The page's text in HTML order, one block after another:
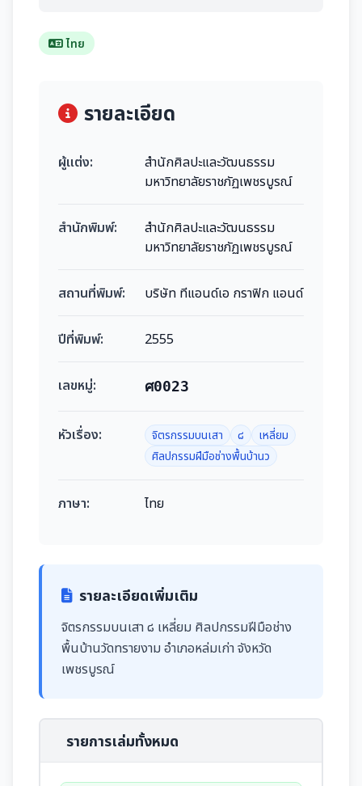
ไทย
รายละเอียด
ผู้แต่ง:
สำนักศิลปะและวัฒนธรรม
มหาวิทยาลัยราชภัฏเพชรบูรณ์
สำนักพิมพ์:
สำนักศิลปะและวัฒนธรรม
มหาวิทยาลัยราชภัฏเพชรบูรณ์
สถานที่พิมพ์: บริษัท ทีแอนด์เอ กราฟิก แอนด์
ปีที่พิมพ์: 2555
เลขหมู่: ศ0023
หัวเรื่อง: จิตรกรรมบนเสา ๘
เหลี่ยม
ศิลปกรรมฝีมือช่างพื้นบ้านว
ภาษา: ไทย
รายละเอียดเพิ่มเติม
จิตรกรรมบนเสา ๘ เหลี่ยม ศิลปกรรมฝีมือช่าง
พื้นบ้านวัดทรายงาม อำเภอหล่มเก่า จังหวัด
เพชรบูรณ์
รายการเล่มทั้งหมด